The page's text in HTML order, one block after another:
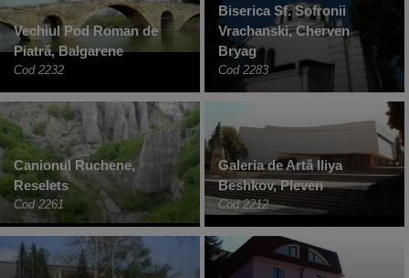
Vechiul Pod Roman de
Piatră, Balgarene
Cod 2232
Biserica Sf. Sofronii
Vrachanski, Cherven
Bryag
Cod 2283
Canionul Ruchene,
Reselets
Cod 2261
Galeria de Artă Iliya
Beshkov, Pleven
Cod 2212